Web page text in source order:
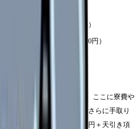
（0.6%）
養なし・社会保険料控除後）
年所得に基づく。1年目は0円）
万円。控除率は約21%です。ここに寮費や
金などが天引きされると、さらに手取り
円」の人は、額面25〜26万円＋天引き項